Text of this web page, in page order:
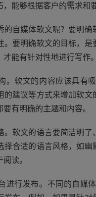
能够根据客户的需求和
自媒体软文呢？要明
要明确软文的目标，
能有针对性地进行写作。
。软文的内容应该具有
建议等方式来增加软
有明确的主题和内容。
。软文的语言要简洁明
择合适的语言风格，如
读。
进行发布。不同的自媒